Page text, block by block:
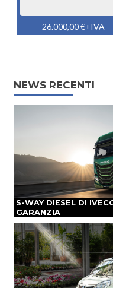
26.000,00€+IVA
NEWS RECENTI
S-WAY DIESEL DI
GARANZIA